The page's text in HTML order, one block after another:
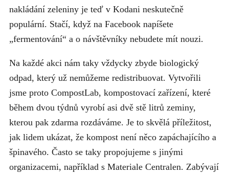
nakládání zeleniny je teď v Kodani neskutečně
populární. Stačí, když na Facebook napíšete
„fermentování“ a o návštěvníky nebudete mít nouzi.
Na každé akci nám taky vždycky zbyde biologický
odpad, který už nemůžeme redistribuovat. Vytvořili
jsme proto CompostLab, kompostovací zařízení, které
během dvou týdnů vyrobí asi dvě stě litrů zeminy,
kterou pak zdarma rozdáváme. Je to skvělá příležitost,
jak lidem ukázat, že kompost není něco zapáchajícího a
špinavého. Často se taky propojujeme s jinými
organizacemi, například s Materiale Centralen. Zabývají